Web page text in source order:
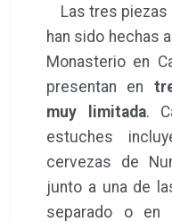
Las tres
han sido hechas
Monasterio en
presentan en
muy limitada.
estuches
cervezas de
junto a una de
separado o en